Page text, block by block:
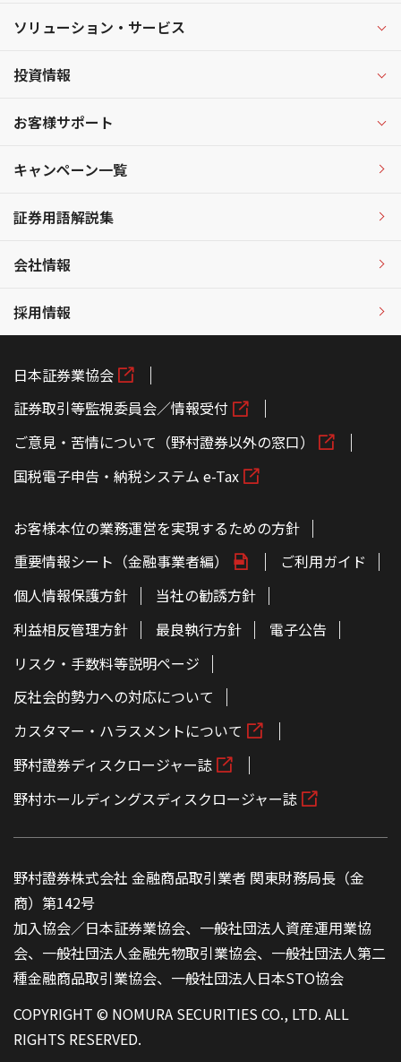
ソリューション・サービス
投資情報
お客様サポート
キャンペーン一覧
証券用語解説集
会社情報
採用情報
日本証券業協会
証券取引等監視委員会／情報受付
ご意見・苦情について（野村證券以外の窓口）
国税電子申告・納税システム e-Tax
お客様本位の業務運営を実現するための方針
重要情報シート（金融事業者編）
ご利用ガイド
個人情報保護方針
当社の勧誘方針
利益相反管理方針
最良執行方針
電子公告
リスク・手数料等説明ページ
反社会的勢力への対応について
カスタマー・ハラスメントについて
野村證券ディスクロージャー誌
野村ホールディングスディスクロージャー誌
野村證券株式会社 金融商品取引業者 関東財務局長（金
商）第142号
加入協会／日本証券業協会、一般社団法人資産運用業協
会、一般社団法人金融先物取引業協会、一般社団法人第二
種金融商品取引業協会、一般社団法人日本STO協会
COPYRIGHT © NOMURA SECURITIES CO., LTD. ALL
RIGHTS RESERVED.